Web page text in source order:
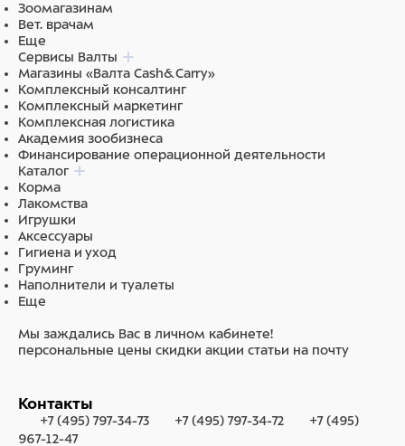
Зоомагазинам
Вет. врачам
Еще
Сервисы Валты
Магазины «Валта Cash&Carry»
Комплексный консалтинг
Комплексный маркетинг
Комплексная логистика
Академия зообизнеса
Финансирование операционной деятельности
Каталог
Корма
Лакомства
Игрушки
Аксессуары
Гигиена и уход
Груминг
Наполнители и туалеты
Еще
Мы заждались Вас в личном кабинете!
персональные цены скидки акции статьи на почту
Контакты
+7 (495) 797-34-73 +7 (495) 797-34-72
+7 (495)
967-12-47